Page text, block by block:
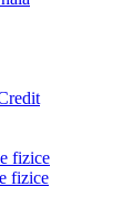
fizice
fizice